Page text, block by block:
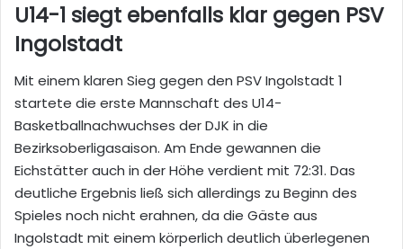
U14-1 siegt ebenfalls klar gegen PSV
Ingolstadt
Mit einem klaren Sieg gegen den PSV Ingolstadt 1
startete die erste Mannschaft des U14-
Basketballnachwuchses der DJK in die
Bezirksoberligasaison. Am Ende gewannen die
Eichstätter auch in der Höhe verdient mit 72:31. Das
deutliche Ergebnis ließ sich allerdings zu Beginn des
Spieles noch nicht erahnen, da die Gäste aus
Ingolstadt mit einem körperlich deutlich überlegenen